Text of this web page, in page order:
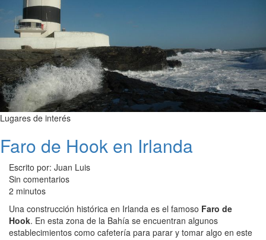
Lugares de interés
Faro de Hook en Irlanda
Escrito por: Juan Luis
Sin comentarios
2 minutos
Una construcción histórica en Irlanda es el famoso Faro de
Hook. En esta zona de la Bahía se encuentran algunos
establecimientos como cafetería para parar y tomar algo en este